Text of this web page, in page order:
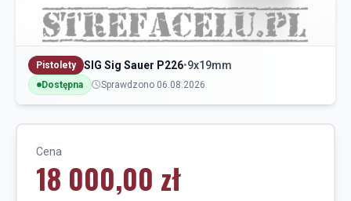
Pistolety SIG Sig Sauer P226•9x19mm
Dostępna Sprawdzono 06.08.2026
Cena
18 000,00 zł